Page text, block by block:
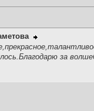
за